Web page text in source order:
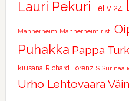
Lauri Pekuri LeLv 24
Mannerheim Mannerheim risti
Puhakka Pappa
kiusana Richard Lorenz S Surinaa
Urho Lehtovaara